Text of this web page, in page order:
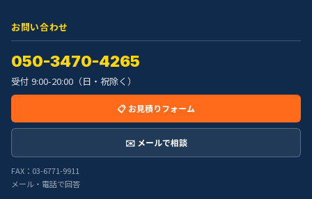
お問い合わせ
050-3470-4265
受付 9:00-20:00（日・祝除く）
📋 お見積りフォーム
✉️ メールで相談
FAX：03-6771-9911
メール・電話で回答